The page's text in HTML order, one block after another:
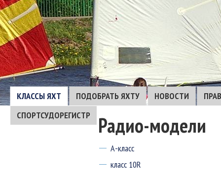
КЛАССЫ ЯХТ ПОДОБРАТЬ ЯХТУ НОВОСТИ
СПОРТСУДОРЕГИСТР
Радио-модели
А-класс
класс 10R